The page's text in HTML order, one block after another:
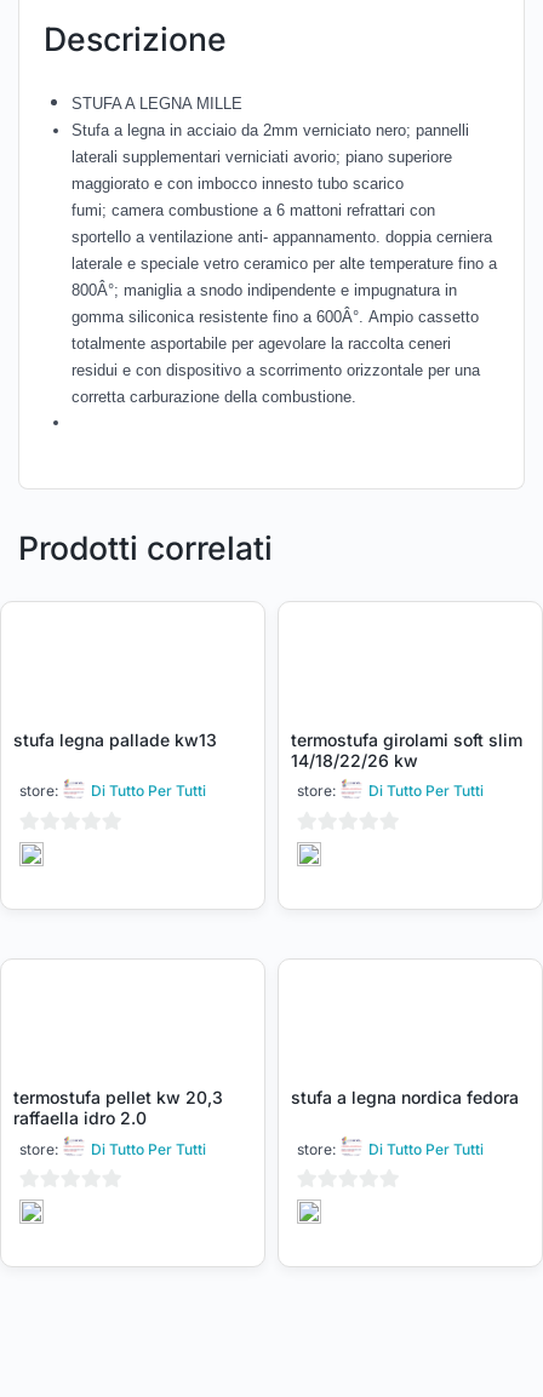
Descrizione
STUFA A LEGNA MILLE
Stufa a legna in acciaio da 2mm verniciato nero;pannelli
laterali supplementari verniciati avorio;piano superiore
maggiorato e con imbocco innesto tubo scarico
fumi;camera combustione a 6 mattoni refrattari con
sportello a ventilazione anti- appannamento.doppia cerniera
laterale e speciale vetro ceramico per alte temperature fino a
800Â°; maniglia a snodo indipendente e impugnatura in
gomma siliconica resistente fino a 600Â°.Ampio cassetto
totalmente asportabile per agevolare la raccolta ceneri
residui e con dispositivo a scorrimento orizzontale per una
corretta carburazione della combustione.
Prodotti correlati
stufa legna pallade kw13
store: Di Tutto Per Tutti
0
5
termostufa girolami soft slim
14/18/22/26 kw
store: Di Tutto Per Tutti
0
5
termostufa pellet kw 20,3
raffaella idro 2.0
store: Di Tutto Per Tutti
0
5
stufa a legna nordica fedora
store: Di Tutto Per Tutti
0
5